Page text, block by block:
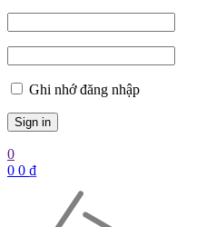
Ghi nhớ đăng nhập
0
0 0 ₫